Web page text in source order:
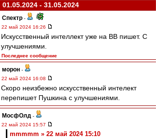
01.05.2024 - 31.05.2024
Спектр -
22 май 2024 16:26
Искусственный интеллект уже на ВВ пишет. С
улучшениями.
Последнее сообщение
морон -
22 май 2024 16:08
Скоро неизбежно искусственный интелект
перепишет Пушкина с улучшениями.
МосфОлд -
22 май 2024 15:57
mmmmm » 22 май 2024 15:10